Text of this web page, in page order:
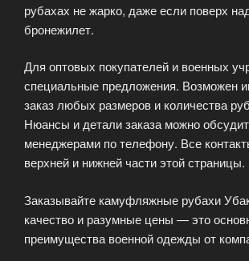
рубахах не жарко, даже если поверх
бронежилет.
Для оптовых покупателей и военных
специальные предложения. Возможен
заказ любых размеров и количества
Нюансы и детали заказа можно
менеджерами по телефону. Все
верхней и нижней части этой страницы.
Заказывайте камуфляжные рубахи
качество и разумные цены — это
преимущества военной одежды от